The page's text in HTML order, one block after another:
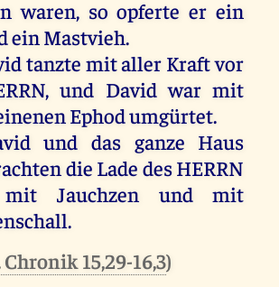
waren, so opferte er ein
einMastvieh.
tanzte mitaller Kraftvor
,und David war mit
Ephodumgürtet.
und das ganze Haus
die Lade desHERRN
mit Jauchzen und
mit
Chronik 15,29-16,3)